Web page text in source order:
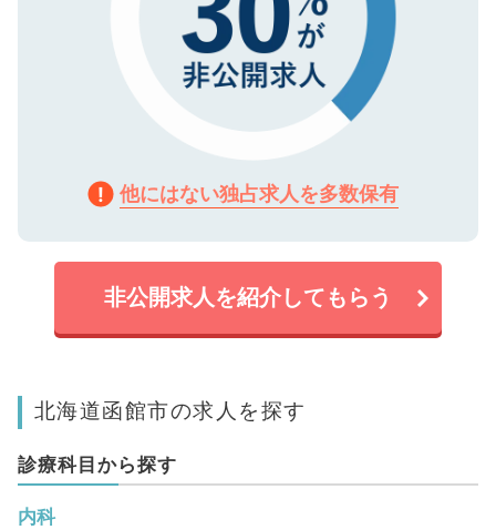
他にはない独占求人を多数保有
非公開求人を紹介してもらう
北海道函館市の求人を探す
診療科目から探す
内科